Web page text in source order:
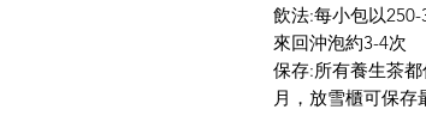
飲法:每小包以
來回沖泡約3-4次
保存:所有養生茶
月，放雪櫃可保存